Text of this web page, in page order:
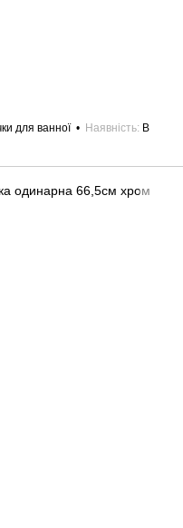
для ванної Наявність В